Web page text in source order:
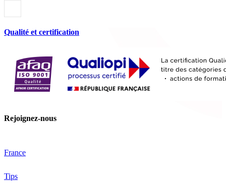
Qualité et certification
Rejoignez-nous
France
Tips